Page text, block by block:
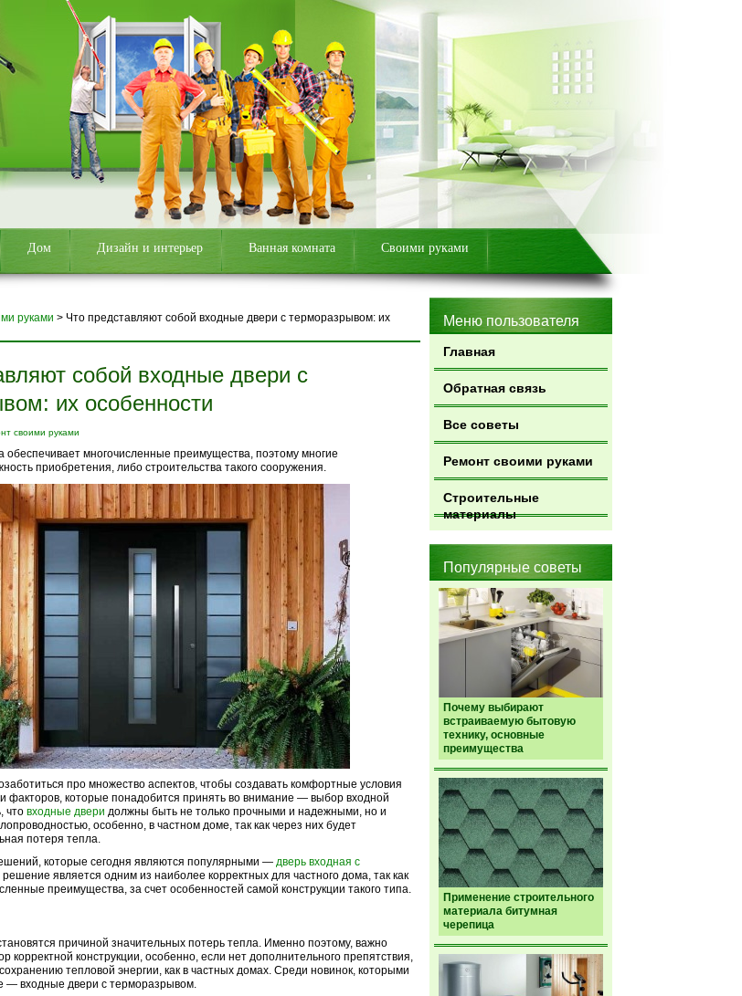
Дом Дизайн и интерьер Ванная комната Своими руками
Меню пользователя
Главная
Обратная связь
Все советы
Ремонт своими руками
Строительные
материалы
Популярные советы
Почему выбирают
встраиваемую бытовую
технику, основные
преимущества
Применение строительного
материала битумная
черепица
руками > Что представляют собой входные двери с терморазрывом: их
собой входные двери с
их особенности
своими руками
обеспечивает многочисленные преимущества, поэтому многие
приобретения, либо строительства такого сооружения.
про множество аспектов, чтобы создавать комфортные условия
факторов, которые понадобится принять во внимание — выбор входной
что входные двери должны быть не только прочными и надежными, но и
особенно, в частном доме, так как через них будет
потеря тепла.
которые сегодня являются популярными — дверь входная с
решение является одним из наиболее корректных для частного дома, так как
преимущества, за счет особенностей самой конструкции такого типа.
причиной значительных потерь тепла. Именно поэтому, важно
корректной конструкции, особенно, если нет дополнительного препятствия,
тепловой энергии, как в частных домах. Среди новинок, которыми
— входные двери с терморазрывом.